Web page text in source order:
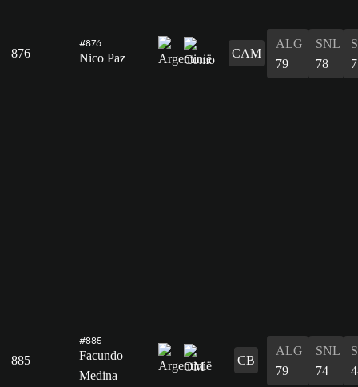
876
#876
Nico Paz CAM
ALG
79
SNL
78
885
#885
Facundo
Medina
CB
ALG
79
SNL
74